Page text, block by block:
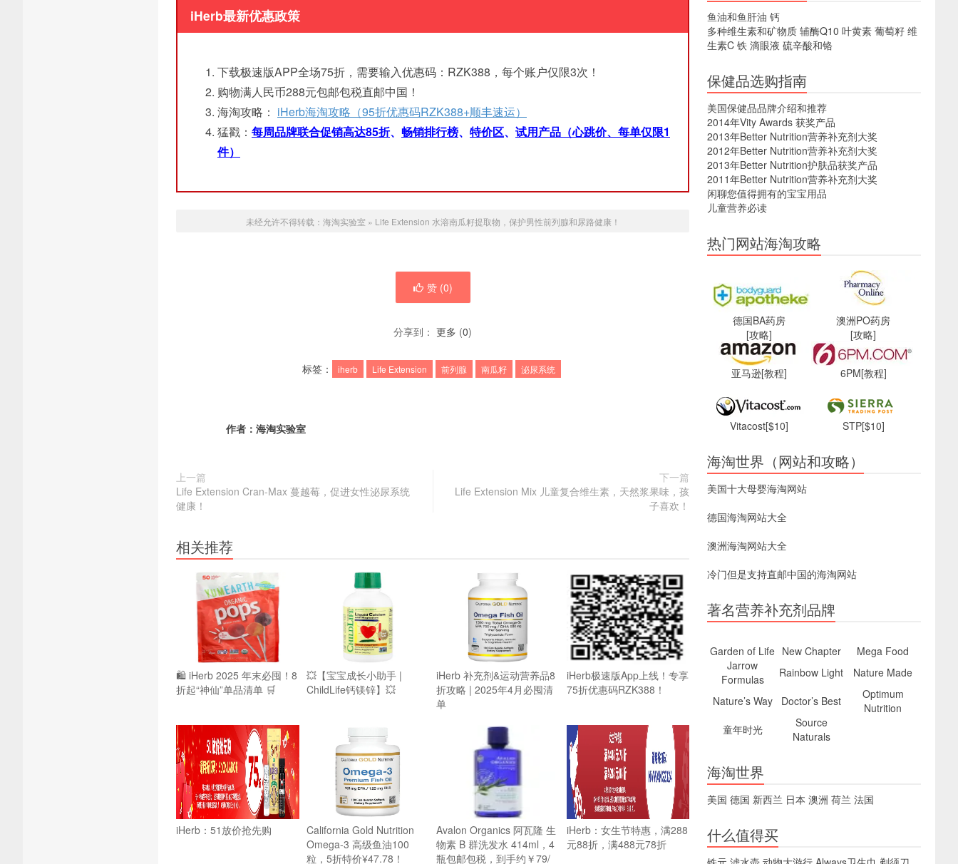
iHerb最新优惠政策
下载极速版APP全场75折，需要输入优惠码：RZK388，每个账户仅限3次！
购物满人民币288元包邮包税直邮中国！
海淘攻略： iHerb海淘攻略（95折优惠码RZK388+顺丰速运）
猛戳： 每周品牌联合促销高达85折、 畅销排行榜、 特价区、 试用产品（心跳价、每单仅限1
件）
未经允许不得转载： 海淘实验室 » Life Extension 水溶南瓜籽提取物，保护男性前列腺和尿路健康！
赞 (0)
分享到： 更多 (0)
标签： iherb Life Extension 前列腺 南瓜籽 泌尿系统
作者： 海淘实验室
上一篇
Life Extension Cran-Max 蔓越莓，促进女性泌尿系统
健康！
下一篇
Life Extension Mix 儿童复合维生素，天然浆果味，孩
子喜欢！
相关推荐
🛍️ iHerb 2025 年末必囤！8
折起“神仙”单品清单 🛒
💥【宝宝成长小助手 |
ChildLife钙镁锌】💥
iHerb 补充剂&运动营养品8
折攻略 | 2025年4月必囤清
单
iHerb极速版App上线！专享
75折优惠码RZK388！
iHerb：51放价抢先购
California Gold Nutrition
Omega-3 高级鱼油100
粒，5折特价¥47.78！
Avalon Organics 阿瓦隆 生
物素 B 群洗发水 414ml，4
瓶包邮包税，到手约￥79/
iHerb：女生节特惠，满288
元88折，满488元78折
鱼油和鱼肝油 钙
多种维生素和矿物质 辅酶Q10 叶黄素 葡萄籽 维
生素C 铁 滴眼液 硫辛酸和铬
保健品选购指南
美国保健品品牌介绍和推荐
2014年Vity Awards 获奖产品
2013年Better Nutrition营养补充剂大奖
2012年Better Nutrition营养补充剂大奖
2013年Better Nutrition护肤品获奖产品
2011年Better Nutrition营养补充剂大奖
闲聊您值得拥有的宝宝用品
儿童营养必读
热门网站海淘攻略
德国BA药房
[攻略]
澳洲PO药房
[攻略]
亚马逊[教程] 6PM[教程]
Vitacost[$10] STP[$10]
海淘世界（网站和攻略）
美国十大母婴海淘网站
德国海淘网站大全
澳洲海淘网站大全
冷门但是支持直邮中国的海淘网站
著名营养补充剂品牌
Garden of Life New Chapter
Mega Food
Jarrow
Formulas
Rainbow Light
Nature Made
Nature’s Way
Doctor’s Best
Optimum
Nutrition
童年时光
Source
Naturals
海淘世界
美国 德国 新西兰 日本 澳洲 荷兰 法国
什么值得买